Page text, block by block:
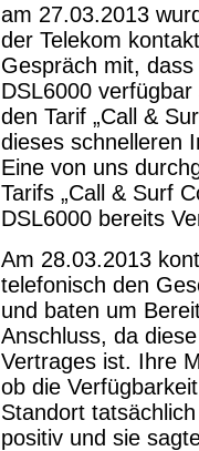
am 27.03.2013
der Telekom
Gespräch mit,
DSL6000
den Tarif „Call &
dieses schnelleren
Eine von uns
Tarifs „Call & Surf
DSL6000 bereits
Am 28.03.2013
telefonisch den
und baten um
Anschluss, da
Vertrages ist. Ihre
ob die
Standort
positiv und sie